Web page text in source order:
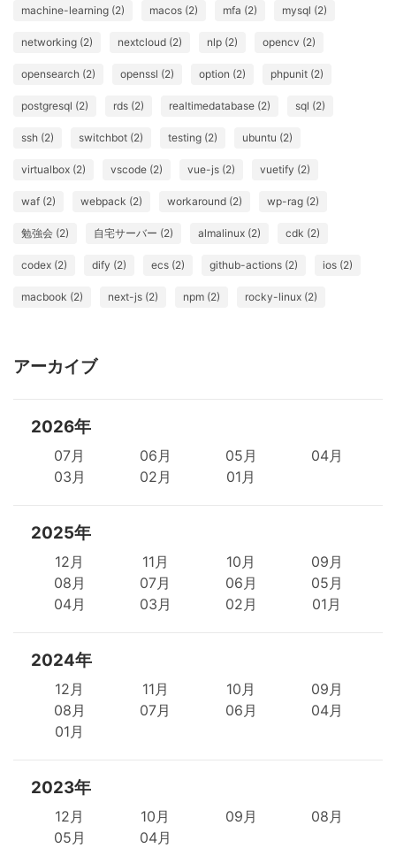
machine-learning (2) macos (2) mfa (2) mysql (2)
networking (2) nextcloud (2) nlp (2) opencv (2)
opensearch (2) openssl (2) option (2) phpunit (2)
postgresql (2) rds (2) realtimedatabase (2) sql (2)
ssh (2) switchbot (2) testing (2) ubuntu (2)
virtualbox (2) vscode (2) vue-js (2) vuetify (2)
waf (2) webpack (2) workaround (2) wp-rag (2)
勉強会 (2) 自宅サーバー (2) almalinux (2) cdk (2)
codex (2) dify (2) ecs (2) github-actions (2) ios (2)
macbook (2) next-js (2) npm (2) rocky-linux (2)
アーカイブ
2026年
07月 06月 05月
04月
03月
02月 01月
2025年
12月 11月 10月
09月
08月
07月 06月
05月
04月
03月 02月 01月
2024年
12月 11月 10月
09月
08月
07月 06月
04月
01月
2023年
12月 10月 09月
08月
05月
04月